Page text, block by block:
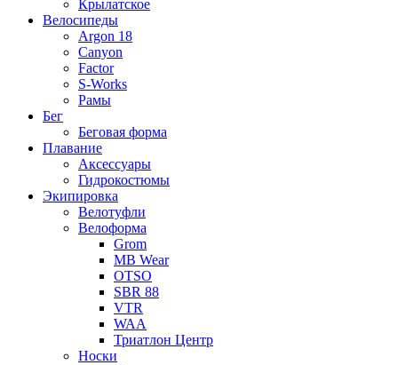
Крылатское
Велосипеды
Argon 18
Canyon
Factor
S-Works
Рамы
Бег
Беговая форма
Плавание
Аксессуары
Гидрокостюмы
Экипировка
Велотуфли
Велоформа
Grom
MB Wear
OTSO
SBR 88
VTR
WAA
Триатлон Центр
Носки